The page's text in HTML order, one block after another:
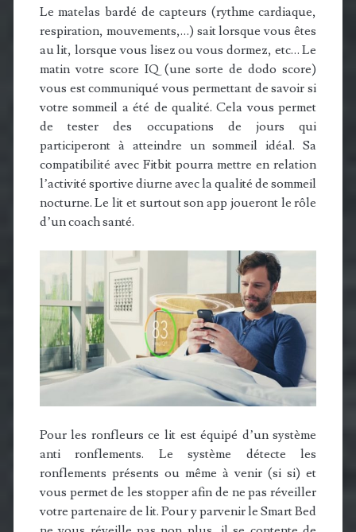
Le matelas bardé de capteurs (rythme cardiaque,
respiration, mouvements,…) sait lorsque vous êtes
au lit, lorsque vous lisez ou vous dormez, etc… Le
matin votre score IQ (une sorte de dodo score)
vous est communiqué vous permettant de savoir si
votre sommeil a été de qualité. Cela vous permet
de tester des occupations de jours qui
participeront à atteindre un sommeil idéal. Sa
compatibilité avec Fitbit pourra mettre en relation
l’activité sportive diurne avec la qualité de sommeil
nocturne. Le lit et surtout son app joueront le rôle
d’un coach santé.
Pour les ronfleurs ce lit est équipé d’un système
anti ronflements. Le système détecte les
ronflements présents ou même à venir (si si) et
vous permet de les stopper afin de ne pas réveiller
votre partenaire de lit. Pour y parvenir le Smart Bed